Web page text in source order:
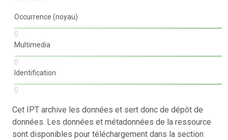
Occurrence (noyau)
0
Multimedia
0
Identification
0
Cet IPT archive les données et sert donc de dépôt de
données. Les données et métadonnées de la ressource
sont disponibles pour téléchargement dans la section